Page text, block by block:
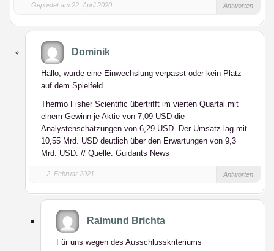
Gepostet am 22. April 2020 Antworten
Dominik
Hallo, wurde eine Einwechslung verpasst oder kein Platz
auf dem Spielfeld.
Thermo Fisher Scientific übertrifft im vierten Quartal mit
einem Gewinn je Aktie von 7,09 USD die
Analystenschätzungen von 6,29 USD. Der Umsatz lag mit
10,55 Mrd. USD deutlich über den Erwartungen von 9,3
Mrd. USD. // Quelle: Guidants News
2. Februar 2021 Antworten
Raimund Brichta
Für uns wegen des Ausschlusskriteriums